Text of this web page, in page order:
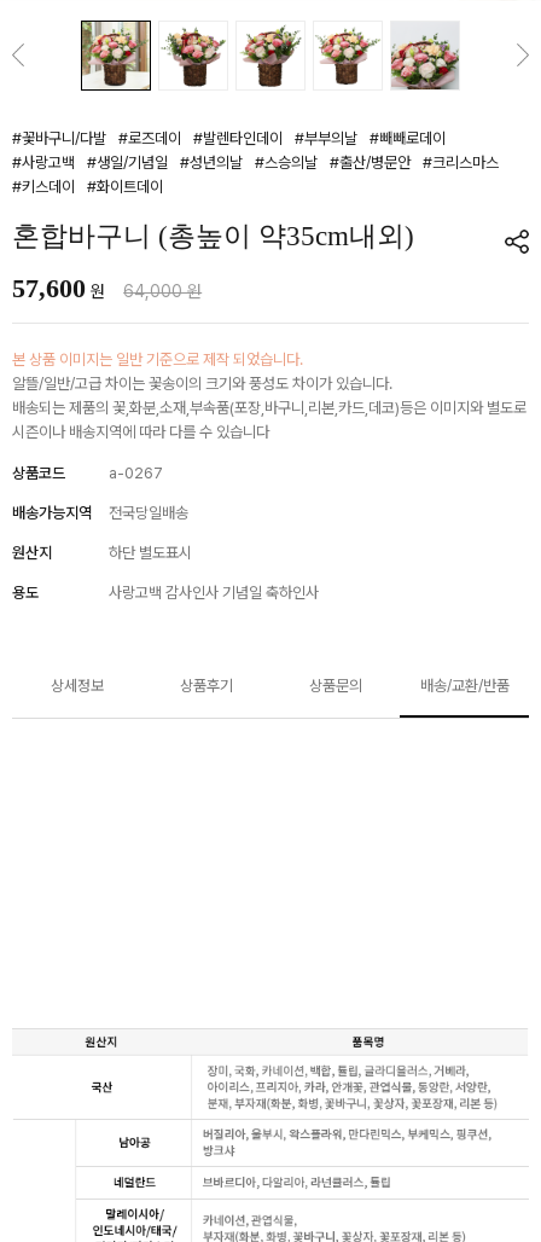
#꽃바구니/다발 #로즈데이 #발렌타인데이 #부부의날
#빼빼로데이
#사랑고백
#생일/기념일 #성년의날 #스승의날 #출산/병문안
#크리스마스
#키스데이
#화이트데이
혼합바구니 (총높이 약35cm내외)
57,600 원 64,000 원
본 상품 이미지는 일반 기준으로 제작 되었습니다.
알뜰/일반/고급 차이는 꽃송이의 크기와 풍성도 차이가 있습니다.
배송되는 제품의 꽃,화분,소재,부속품(포장,바구니,리본,카드,데코)등은 이미지와 별도로
시즌이나 배송지역에 따라 다를 수 있습니다
상품코드 a-0267
배송가능지역 전국당일배송
원산지 하단 별도표시
용도 사랑고백 감사인사 기념일 축하인사
상세정보 상품후기 상품문의 배송/교환/반품